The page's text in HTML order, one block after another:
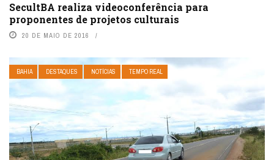
SecultBA realiza videoconferência para
proponentes de projetos culturais
20 DE MAIO DE 2016
BAHIA DESTAQUES NOTÍCIAS TEMPO REAL